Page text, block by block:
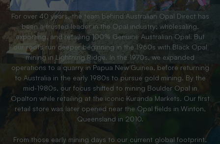
For over 40 years, the team behind Australian Opal Direct has
been a trusted leader in the Opal industry; wholesaling,
exporting, and retailing 100% Genuine Australian Opal. But
our roots run deeper beginning in the 1960s with Black Opal
mining in Lightning Ridge. In the 1970s, we expanded
operations to a quarry in Papua New Guinea, before returning
to Australia in the early 1980s to pursue gold mining. By the
mid-1980s, our focus shifted to mining Boulder Opal in
Opalton while retailing at the iconic Kuranda Markets. Our first
retail store was later opened near the Opal fields in Winton,
Queensland in 2010.
From those early mining days to our current global footprint,